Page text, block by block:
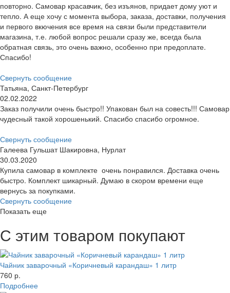
повторно. Самовар красавчик, без изъянов, придает дому уют и
тепло. А еще хочу с момента выбора, заказа, доставки, получения
и первого вкючения все время на связи были представители
магазина, т.е. любой вопрос решали сразу же, всегда была
обратная связь, это очень важно, особенно при предоплате.
Спасибо!
Свернуть сообщение
Татьяна, Санкт-Петербург
02.02.2022
Заказ получили очень быстро!! Упакован был на совесть!!! Самовар
чудесный такой хорошенький. Спасибо спасибо огромное.
Свернуть сообщение
Галеева Гульшат Шакировна, Нурлат
30.03.2020
Купила самовар в комплекте очень понравился. Доставка очень
быстро. Комплект шикарный. Думаю в скором времени еще
вернусь за покупками.
Свернуть сообщение
Показать еще
С этим товаром покупают
Чайник заварочный «Коричневый карандаш» 1 литр
760 р.
Подробнее